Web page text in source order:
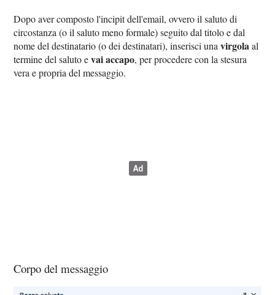
Dopo aver composto l'incipit dell'email, ovvero il saluto di
circostanza (o il saluto meno formale) seguito dal titolo e dal
nome del destinatario (o dei destinatari), inserisci unavirgolaal
termine del saluto evai accapo, per procedere con la stesura
vera e propria del messaggio.
Corpo del messaggio